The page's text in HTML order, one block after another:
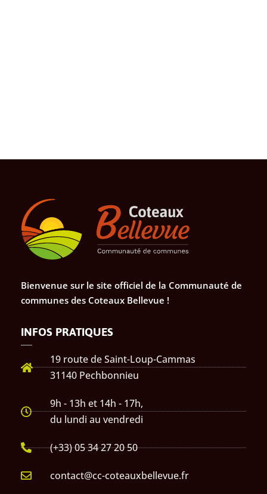
Bienvenue sur le site officiel de la Communauté de
communes des Coteaux Bellevue !
INFOS PRATIQUES
19 route de Saint-Loup-Cammas
31140 Pechbonnieu
9h - 13h et 14h - 17h,
du lundi au vendredi
(+33) 05 34 27 20 50
contact@cc-coteauxbellevue.fr